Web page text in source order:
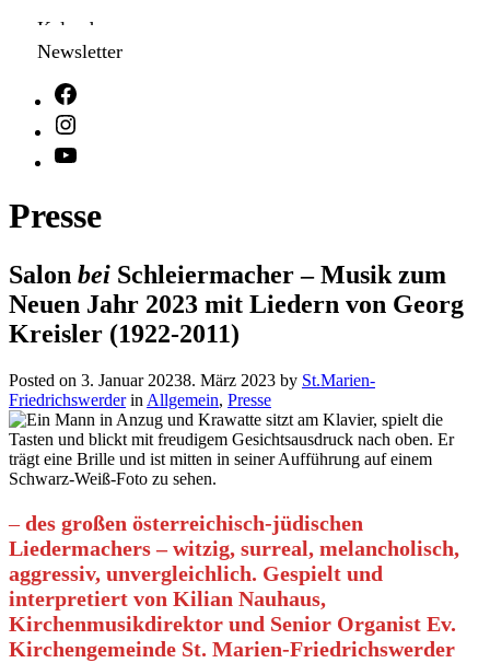
Kalender
Newsletter
Presse
Salon bei Schleiermacher – Musik zum
Neuen Jahr 2023 mit Liedern von Georg
Kreisler (1922-2011)
Posted on 3. Januar 20238. März 2023 by St.Marien-
Friedrichswerderin Allgemein, Presse
–des großen österreichisch-­jüdischen
Liedermachers – witzig, surreal, melancholisch,
aggressiv, unvergleichlich. Gespielt und
interpretiert von Kilian Nauhaus,
Kirchenmusikdirektor und Senior Organist Ev.
Kirchen­gemeinde St. Marien-Friedrichswerder